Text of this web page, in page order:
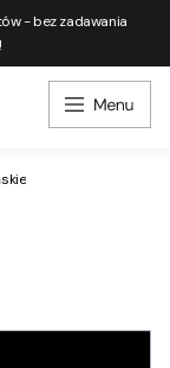
- bez zadawania